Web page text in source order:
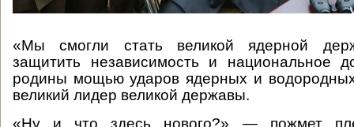
«Мы смогли стать великой ядерной
защитить независимость и национальное
родины мощью ударов ядерных и
великий лидер великой державы.
«Ну и что здесь нового?» — пожмет